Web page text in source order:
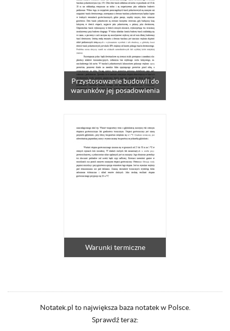
Przystosowanie budowli do
warunków jej posadowienia
Warunki termiczne
Notatek.pl to największa baza notatek w Polsce.
Sprawdź teraz: